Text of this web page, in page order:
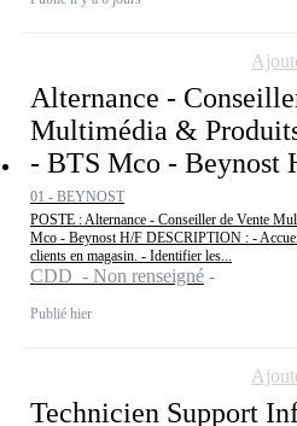
Alternance -
Multimédia &
- BTS Mco - Beynost
01 - BEYNOST
POSTE : Alternance - Conseiller de Vente
Mco - Beynost H/F DESCRIPTION : -
clients en magasin. - Identifier les...
CDD - Non renseigné
Publié hier
Technicien Support